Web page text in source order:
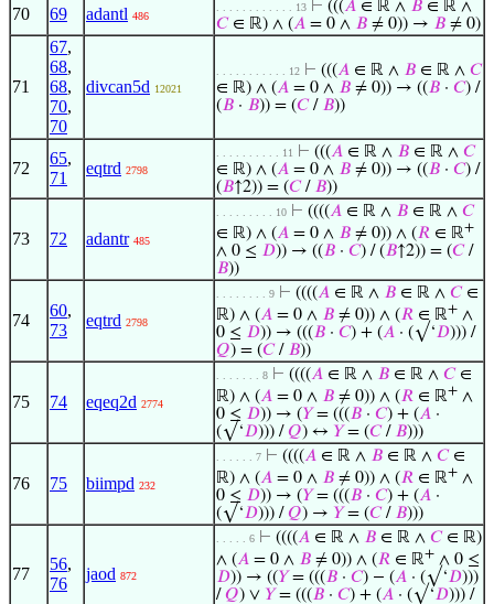
70 69 adantl 486
. . . . . . . . . . . . 13 ⊢ (((𝐴 ∈ ℝ ∧ 𝐵 ∈ ℝ ∧
𝐶∈ ℝ) ∧ (𝐴 = 0 ∧ 𝐵 ≠ 0)) → 𝐵 ≠ 0)
71
67,
68,
68,
70,
70
divcan5d 12021
. . . . . . . . . . . 12 ⊢ (((𝐴 ∈ ℝ ∧ 𝐵 ∈ ℝ ∧ 𝐶
∈ ℝ) ∧ (𝐴 = 0 ∧ 𝐵 ≠ 0)) → ((𝐵 · 𝐶) /
(𝐵 · 𝐵)) = (𝐶/ 𝐵))
72
65,
71
eqtrd 2798
. . . . . . . . . . 11 ⊢ (((𝐴 ∈ ℝ ∧ 𝐵 ∈ ℝ ∧ 𝐶
∈ ℝ) ∧ (𝐴 = 0 ∧ 𝐵 ≠ 0)) → ((𝐵 · 𝐶) /
(𝐵↑2)) = (𝐶/ 𝐵))
73 72 adantr 485
. . . . . . . . . 10 ⊢ ((((𝐴 ∈ ℝ ∧ 𝐵 ∈ ℝ ∧ 𝐶
∈ ℝ) ∧ (𝐴 = 0 ∧ 𝐵 ≠ 0)) ∧ (𝑅 ∈ ℝ+
∧ 0 ≤ 𝐷)) → ((𝐵 · 𝐶) / (𝐵↑2)) = (𝐶/
𝐵))
74
60,
73
eqtrd 2798
. . . . . . . . 9 ⊢ ((((𝐴 ∈ ℝ ∧ 𝐵 ∈ ℝ ∧ 𝐶∈
ℝ) ∧ (𝐴 = 0 ∧ 𝐵 ≠ 0)) ∧ (𝑅 ∈ ℝ+ ∧
0 ≤ 𝐷)) → (((𝐵 · 𝐶) + (𝐴 · (√‘𝐷))) /
𝑄) = (𝐶/ 𝐵))
75 74 eqeq2d 2774
. . . . . . . 8 ⊢ ((((𝐴 ∈ ℝ ∧ 𝐵 ∈ ℝ ∧ 𝐶∈
ℝ) ∧ (𝐴 = 0 ∧ 𝐵 ≠ 0)) ∧ (𝑅 ∈ ℝ+ ∧
0 ≤ 𝐷)) → (𝑌= (((𝐵 · 𝐶) + (𝐴 ·
(√‘𝐷))) /𝑄) ↔ 𝑌= (𝐶/ 𝐵)))
76 75 biimpd 232
. . . . . . 7 ⊢ ((((𝐴 ∈ ℝ ∧ 𝐵 ∈ ℝ ∧ 𝐶∈
ℝ) ∧ (𝐴 = 0 ∧ 𝐵 ≠ 0)) ∧ (𝑅 ∈ ℝ+ ∧
0 ≤ 𝐷)) → (𝑌= (((𝐵 · 𝐶) + (𝐴 ·
(√‘𝐷))) /𝑄) → 𝑌= (𝐶/ 𝐵)))
77
56,
76
jaod 872
. . . . . 6 ⊢ ((((𝐴 ∈ ℝ ∧ 𝐵 ∈ ℝ ∧ 𝐶∈ ℝ)
∧ (𝐴 = 0 ∧ 𝐵 ≠ 0)) ∧ (𝑅 ∈ ℝ+ ∧ 0 ≤
𝐷)) → ((𝑌= (((𝐵 · 𝐶) − (𝐴 · (√‘𝐷)))
/𝑄) ∨ 𝑌= (((𝐵 · 𝐶) + (𝐴 · (√‘𝐷))) /